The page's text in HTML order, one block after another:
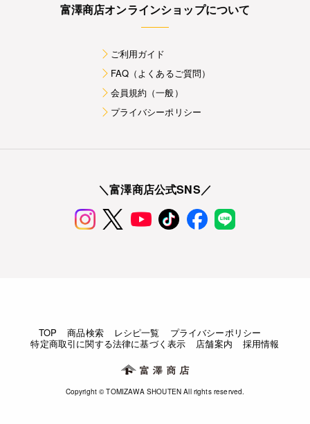
富澤商店オンラインショップについて
ご利用ガイド
FAQ（よくあるご質問）
会員規約（一般）
プライバシーポリシー
＼富澤商店公式SNS／
TOP 商品検索 レシピ一覧
プライバシーポリシー
特定商取引に関する法律に基づく表示
店舗案内 採用情報
Copyright © TOMIZAWA SHOUTEN All rights reserved.